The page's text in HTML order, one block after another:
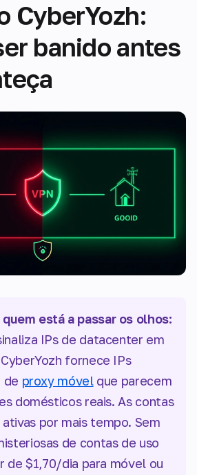
CyberYozh:
banido antes
quem está a passar os olhos:
IPs de datacenter em
fornece IPs
de proxy móvelque parecem
domésticos reais. As contas
por mais tempo. Sem
de contas de uso
de $1,70/dia para móvel ou